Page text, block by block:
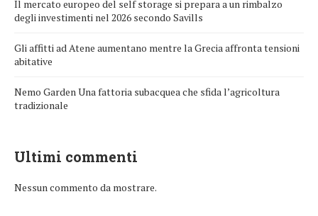
Il mercato europeo del self storage si prepara a un rimbalzo
degli investimenti nel 2026 secondo Savills
Gli affitti ad Atene aumentano mentre la Grecia affronta tensioni
abitative
Nemo Garden Una fattoria subacquea che sfida l’agricoltura
tradizionale
Ultimi commenti
Nessun commento da mostrare.